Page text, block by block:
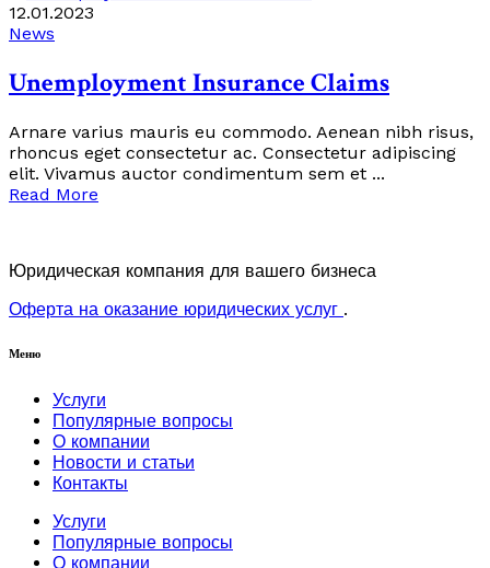
12.01.2023
News
Unemployment Insurance Claims
Arnare varius mauris eu commodo. Aenean nibh risus,
rhoncus eget consectetur ac. Consectetur adipiscing
elit. Vivamus auctor condimentum sem et ...
Read More
Юридическая компания для вашего бизнеса
Оферта на оказание юридических услуг .
Меню
Услуги
Популярные вопросы
О компании
Новости и статьи
Контакты
Услуги
Популярные вопросы
О компании